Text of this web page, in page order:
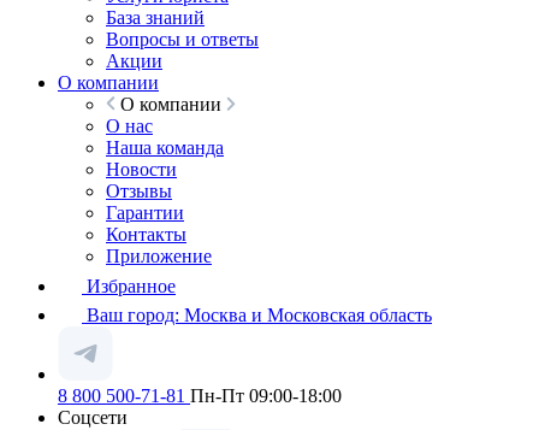
База знаний
Вопросы и ответы
Акции
О компании
О компании
О нас
Наша команда
Новости
Отзывы
Гарантии
Контакты
Приложение
Избранное
Ваш город: Москва и Московская область
8 800 500-71-81 Пн-Пт 09:00-18:00
Соцсети